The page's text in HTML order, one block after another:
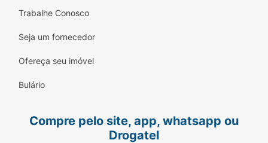
Trabalhe Conosco
Seja um fornecedor
Ofereça seu imóvel
Bulário
Compre pelo site, app, whatsapp ou
Drogatel